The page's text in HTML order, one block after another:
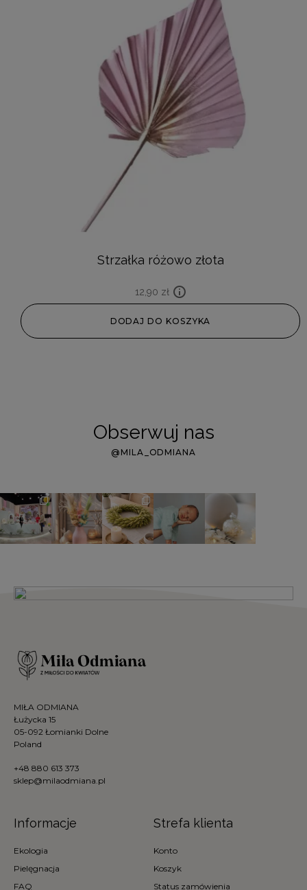
Strzałka różowo złota
12,90 zł
DODAJ DO KOSZYKA
Obserwuj nas
@MILA_ODMIANA
MIŁA ODMIANA
Łużycka 15
05-092 Łomianki Dolne
Poland
+48 880 613 373
sklep@milaodmiana.pl
Informacje
Ekologia
Pielęgnacja
FAQ
Strefa klienta
Konto
Koszyk
Status zamówienia